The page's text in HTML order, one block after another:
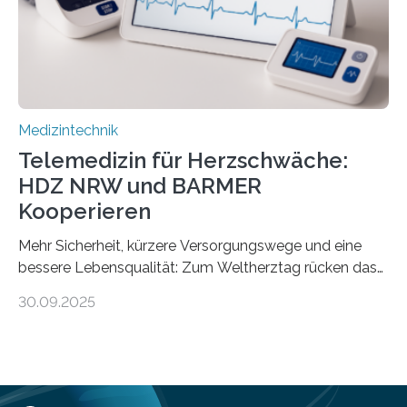
digitale Gesundheitskompetenz zu steigern. MiHUBx ist
Medizintechnik
Telemedizin für Herzschwäche:
HDZ NRW und BARMER
Kooperieren
Mehr Sicherheit, kürzere Versorgungswege und eine
bessere Lebensqualität: Zum Weltherztag rücken das
Oeynhausen, und die BARMER die Bedürfnisse von
Rund vier Millionen Menschen in Deutschland leiden an
30.09.2025